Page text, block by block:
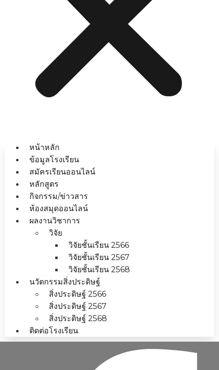
หน้าหลัก
ข้อมูลโรงเรียน
สมัครเรียนออนไลน์
หลักสูตร
กิจกรรม/ข่าวสาร
ห้องสมุดออนไลน์
ผลงานวิชาการ
วิจัย
วิจัยชั้นเรียน 2566
วิจัยชั้นเรียน 2567
วิจัยชั้นเรียน 2568
นวัตกรรมสิ่งประดิษฐ์
สิ่งประดิษฐ์ 2566
สิ่งประดิษฐ์ 2567
สิ่งประดิษฐ์ 2568
ติดต่อโรงเรียน